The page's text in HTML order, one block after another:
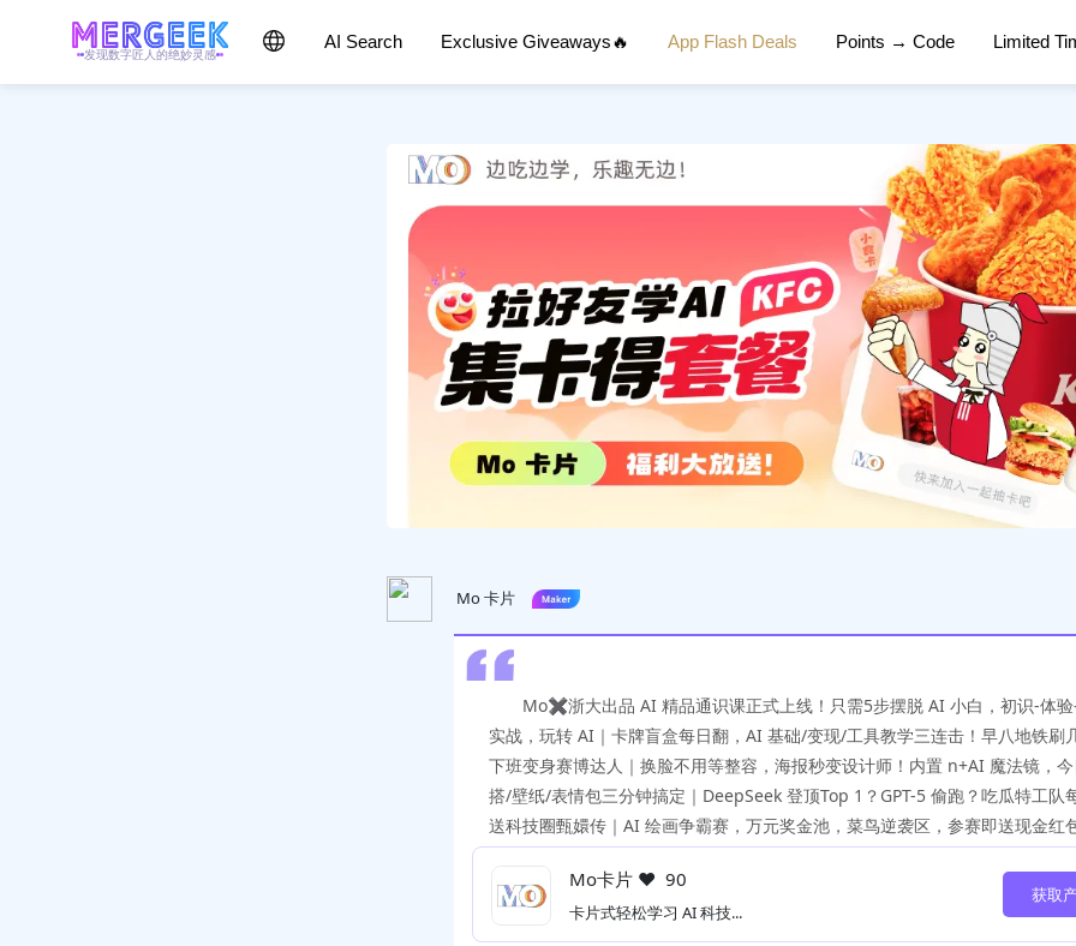
发现数字匠人的绝妙灵感
AI Search Exclusive Giveaways🔥 App Flash Deals Points → Code Limited
Mo 卡片
Mo✖️浙大出品 AI 精品通识课正式上线！只需5步摆脱 AI 小白，初识-体
实战，玩转 AI｜卡牌盲盒每日翻，AI 基础/变现/工具教学三连击！早八地铁刷
下班变身赛博达人｜换脸不用等整容，海报秒变设计师！内置 n+AI 魔法镜，
搭/壁纸/表情包三分钟搞定｜DeepSeek 登顶Top 1？GPT-5 偷跑？吃瓜特工队
送科技圈甄嬛传｜AI 绘画争霸赛，万元奖金池，菜鸟逆袭区，参赛即送现金红
Mo卡片 ❤ 90
卡片式轻松学习 AI 科技...
获取